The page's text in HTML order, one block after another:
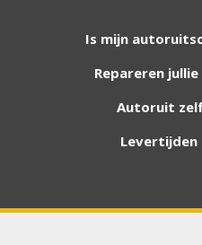
Is mijn
Repareren
Autoruit
Levertijden